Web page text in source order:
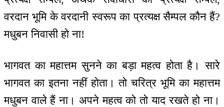
वरदान भूमि के वरदानी स्वरूप का प्रत्यक्ष सैम्पल कौन हैं?
मधुबन निवासी हो ना!
भागवत का महात्तम सुनने का बड़ा महत्व होता है। सारे
भागवत का इतना नहीं होता। तो चरित्र भूमि का महात्तम
मधुबन वाले हैं ना। अपने महत्व को तो याद रखते हो ना।